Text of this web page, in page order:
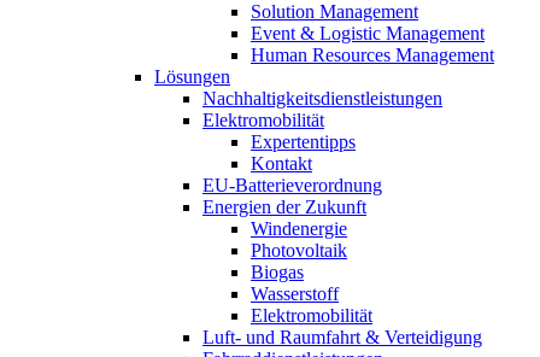
Solution Management
Event & Logistic Management
Human Resources Management
Lösungen
Nachhaltigkeitsdienstleistungen
Elektromobilität
Expertentipps
Kontakt
EU-Batterieverordnung
Energien der Zukunft
Windenergie
Photovoltaik
Biogas
Wasserstoff
Elektromobilität
Luft- und Raumfahrt & Verteidigung